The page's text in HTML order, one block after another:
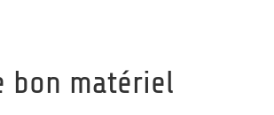
bon matériel